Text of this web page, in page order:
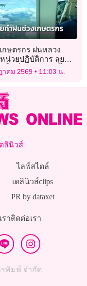
กษตรกร ฝนหลวง
น่วยปฏิบัติการ ลุยทำ
พื้นที่เกษตร เติมน้ำใน
น้ำ
าคม 2569 11:03 น.
ลินิวส์
ไลฟ์สไตล์
เดลินิวส์clips
PR by dataxet
ราติดต่อเรา
พิมพ์ จำกัด